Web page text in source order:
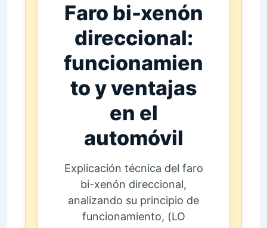
Faro bi-xenón
direccional:
funcionamien
to y ventajas
en el
automóvil
Explicación técnica del faro
bi-xenón direccional,
analizando su principio de
funcionamiento, (LO